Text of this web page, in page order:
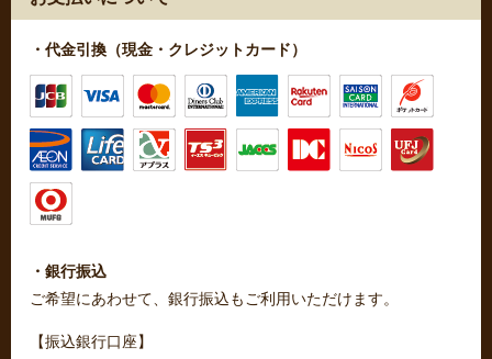
・代金引換（現金・クレジットカード）
・銀行振込
ご希望にあわせて、銀行振込もご利用いただけます。
【振込銀行口座】